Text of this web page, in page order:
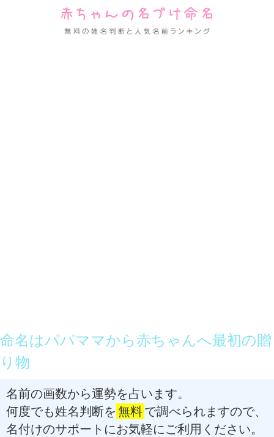
命名はパパママから赤ちゃんへ最初の贈
り物
名前の画数から運勢を占います。
何度でも姓名判断を 無料で調べられますので、
名付けのサポートにお気軽にご利用ください。